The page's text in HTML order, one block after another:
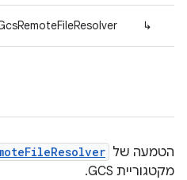
↳
הטמעה של
מקטגוריית GCS.